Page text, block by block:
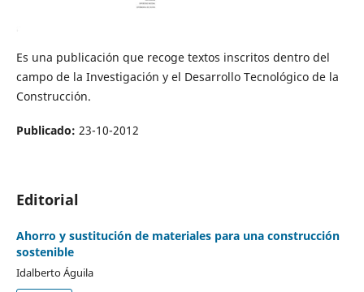
Es una publicación que recoge textos inscritos dentro del
campo de la Investigación y el Desarrollo Tecnológico de la
Construcción.
Publicado: 23-10-2012
Editorial
Ahorro y sustitución de materiales para una construcción
sostenible
Idalberto Águila